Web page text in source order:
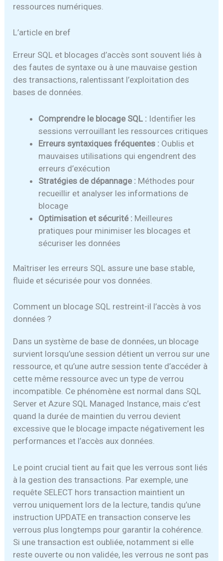
ressources numériques.
L’article en bref
Erreur SQL et blocages d’accès sont souvent liés à
des fautes de syntaxe ou à une mauvaise gestion
des transactions, ralentissant l’exploitation des
bases de données.
Comprendre le blocage SQL : Identifier les
sessions verrouillant les ressources critiques
Erreurs syntaxiques fréquentes : Oublis et
mauvaises utilisations qui engendrent des
erreurs d’exécution
Stratégies de dépannage : Méthodes pour
recueillir et analyser les informations de
blocage
Optimisation et sécurité : Meilleures
pratiques pour minimiser les blocages et
sécuriser les données
Maîtriser les erreurs SQL assure une base stable,
fluide et sécurisée pour vos données.
Comment un blocage SQL restreint-il l’accès à vos
données ?
Dans un système de base de données, un blocage
survient lorsqu’une session détient un verrou sur une
ressource, et qu’une autre session tente d’accéder à
cette même ressource avec un type de verrou
incompatible. Ce phénomène est normal dans SQL
Server et Azure SQL Managed Instance, mais c’est
quand la durée de maintien du verrou devient
excessive que le blocage impacte négativement les
performances et l’accès aux données.
Le point crucial tient au fait que les verrous sont liés
à la gestion des transactions. Par exemple, une
requête SELECT hors transaction maintient un
verrou uniquement lors de la lecture, tandis qu’une
instruction UPDATE en transaction conserve les
verrous plus longtemps pour garantir la cohérence.
Si une transaction est oubliée, notamment si elle
reste ouverte ou non validée, les verrous ne sont pas